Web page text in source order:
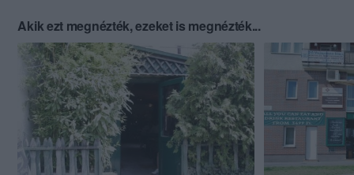
Akik ezt megnézték, ezeket is megnézték...